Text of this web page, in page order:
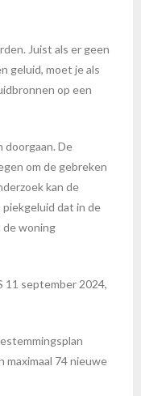
Juist als er geen
geluid, moet je als
op een
doorgaan. De
om de gebreken
kan de
dat in de
woning
11 september 2024,
maximaal 74 nieuwe